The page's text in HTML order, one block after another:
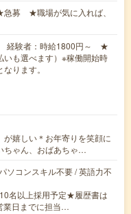
募 ★職場が気に入れば、
経験者：時給1800円～ ★
いも選べます）※稼働開始時
ります。
が嬉しい＊お年寄りを笑顔に
ちゃん、おばあちゃ…
ソコンスキル不要 / 英語力不
名以上採用予定★履歴書は
業日までに担当…